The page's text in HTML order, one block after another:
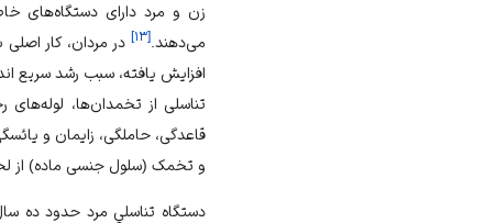
زن و مرد دارای دستگاه‌های
می‌دهند. [۱۳] در مردان، کار
افزایش یافته، سبب رشد سریع
تناسلی از تخمدان‌ها،
قاعدگی، حاملگی، زایمان و
و تخمک (سلول جنسی ماده) از
دستگاه تناسلي مرد حدود ده